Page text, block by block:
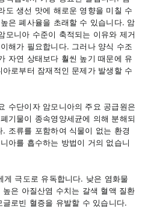
도 생선 맛에 해로운 영향을 미칠 수
은 폐사율을 초래할 수 있습니다. 암
모니아 수준이 축적되는 이유와 제거
해가 필요합니다. 그러나 양식 수조
자연 상태보다 훨씬 높기 때문에 유
로부터 잠재적인 문제가 발생할 수
수단이자 암모니아의 주요 공급원은
기물이 종속영양세균에 의해 분해되
조류를 포함하여 식물이 없는 환경
아를 흡수하는 방법이 거의 없습니
극도로 유독합니다. 낮은 염화물
은 아질산염 수치는 갈색 혈액 질환
로빈 혈증을 유발할 수 있습니다.